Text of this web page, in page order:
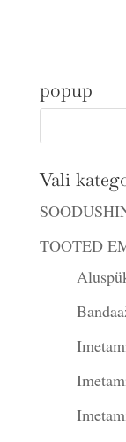
popup
Vali
TOOTED